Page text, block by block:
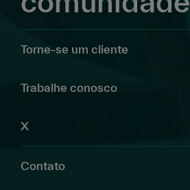
Torne-se um cliente
Trabalhe conosco
X
Contato